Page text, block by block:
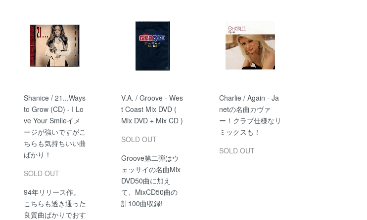
Shanice / 21...Ways
to Grow (CD) - I Lo
ve Your Smileイメ
ージが強いですがこ
ちらも気持ちいい曲
ばかり！
SOLD OUT
94年リリース作。
こちらも透き通った
良質曲ばかりでおす
V.A. / Groove - Wes
t Coast Mix DVD (
Mix DVD + Mix CD )
SOLD OUT
Groove第二弾はウ
ェッサイの名曲Mix
DVD50曲に加え
て、MixCD50曲の
計100曲収録!
Charlie / Again - Ja
netの名曲カヴァ
ー！クラブ仕様なリ
ミックスも！
SOLD OUT